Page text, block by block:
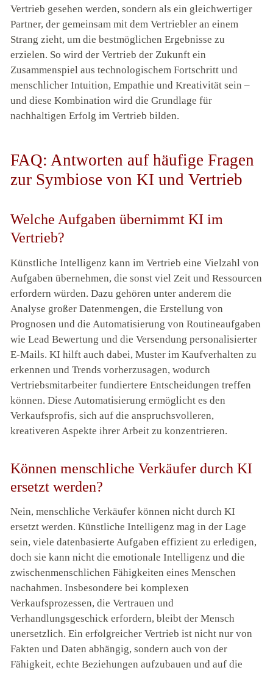
Vertrieb gesehen werden, sondern als ein gleichwertiger
Partner, der gemeinsam mit dem Vertriebler an einem
Strang zieht, um die bestmöglichen Ergebnisse zu
erzielen. So wird der Vertrieb der Zukunft ein
Zusammenspiel aus technologischem Fortschritt und
menschlicher Intuition, Empathie und Kreativität sein –
und diese Kombination wird die Grundlage für
nachhaltigen Erfolg im Vertrieb bilden.
FAQ: Antworten auf häufige Fragen
zur Symbiose von KI und Vertrieb
Welche Aufgaben übernimmt KI im
Vertrieb?
Künstliche Intelligenz kann im Vertrieb eine Vielzahl von
Aufgaben übernehmen, die sonst viel Zeit und Ressourcen
erfordern würden. Dazu gehören unter anderem die
Analyse großer Datenmengen, die Erstellung von
Prognosen und die Automatisierung von Routineaufgaben
wie Lead Bewertung und die Versendung personalisierter
E-Mails. KI hilft auch dabei, Muster im Kaufverhalten zu
erkennen und Trends vorherzusagen, wodurch
Vertriebsmitarbeiter fundiertere Entscheidungen treffen
können. Diese Automatisierung ermöglicht es den
Verkaufsprofis, sich auf die anspruchsvolleren,
kreativeren Aspekte ihrer Arbeit zu konzentrieren.
Können menschliche Verkäufer durch KI
ersetzt werden?
Nein, menschliche Verkäufer können nicht durch KI
ersetzt werden. Künstliche Intelligenz mag in der Lage
sein, viele datenbasierte Aufgaben effizient zu erledigen,
doch sie kann nicht die emotionale Intelligenz und die
zwischenmenschlichen Fähigkeiten eines Menschen
nachahmen. Insbesondere bei komplexen
Verkaufsprozessen, die Vertrauen und
Verhandlungsgeschick erfordern, bleibt der Mensch
unersetzlich. Ein erfolgreicher Vertrieb ist nicht nur von
Fakten und Daten abhängig, sondern auch von der
Fähigkeit, echte Beziehungen aufzubauen und auf die